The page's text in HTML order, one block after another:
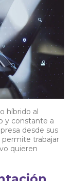
híbrido al
y constante a
desde sus
permite trabajar
quieren